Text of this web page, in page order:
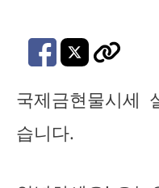
국제금현물시세
습니다.